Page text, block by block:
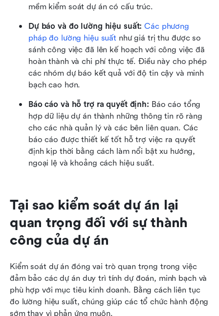
mềm kiểm soát dự án có cấu trúc.
Dự báo và đo lường hiệu suất: Các phương
pháp đo lường hiệu suất như giá trị thu được so
sánh công việc đã lên kế hoạch với công việc đã
hoàn thành và chi phí thực tế. Điều này cho phép
các nhóm dự báo kết quả với độ tin cậy và minh
bạch cao hơn.
Báo cáo và hỗ trợ ra quyết định: Báo cáo tổng
hợp dữ liệu dự án thành những thông tin rõ ràng
cho các nhà quản lý và các bên liên quan. Các
báo cáo được thiết kế tốt hỗ trợ việc ra quyết
định kịp thời bằng cách làm nổi bật xu hướng,
ngoại lệ và khoảng cách hiệu suất.
Tại sao kiểm soát dự án lại
quan trọng đối với sự thành
công của dự án
Kiểm soát dự án đóng vai trò quan trọng trong việc
đảm bảo các dự án duy trì tính dự đoán, minh bạch và
phù hợp với mục tiêu kinh doanh. Bằng cách liên tục
đo lường hiệu suất, chúng giúp các tổ chức hành động
sớm thay vì phản ứng muộn.